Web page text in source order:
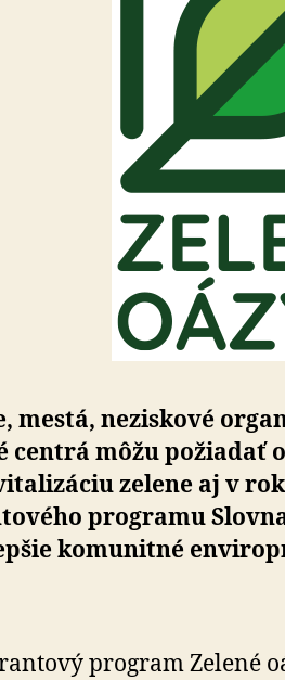
mestá, neziskové
centrá môžu požiadať
zelene aj v
programu
komunitné
program Zelené